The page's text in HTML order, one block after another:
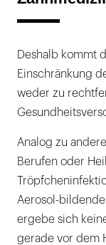
Deshalb kommt
Einschränkung
weder zu
Analog zu
Berufen oder
Aerosol-
ergebe sich
gerade vor dem